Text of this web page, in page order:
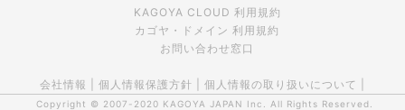
KAGOYA CLOUD 利用規約
カゴヤ・ドメイン 利用規約
お問い合わせ窓口
会社情報 個人情報保護方針 個人情報の取り扱いについて
Copyright © 2007-2020 KAGOYA JAPAN Inc. All Rights Reserved.